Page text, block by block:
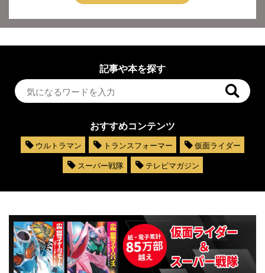
記事や本を探す
おすすめコンテンツ
ウルトラマン トランスフォーマー
仮面ライダー
スーパー戦隊
テレビマガジン